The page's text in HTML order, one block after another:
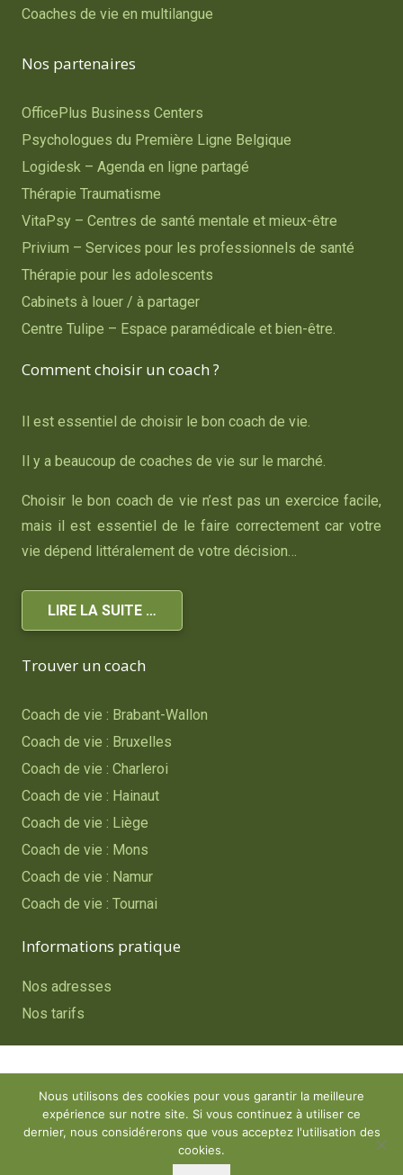
Coaches de vie en multilangue
Nos partenaires
OfficePlus Business Centers
Psychologues du Première Ligne Belgique
Logidesk – Agenda en ligne partagé
Thérapie Traumatisme
VitaPsy – Centres de santé mentale et mieux-être
Privium – Services pour les professionnels de santé
Thérapie pour les adolescents
Cabinets à louer / à partager
Centre Tulipe – Espace paramédicale et bien-être.
Comment choisir un coach ?
Il est essentiel de choisir le bon coach de vie.
Il y a beaucoup de coaches de vie sur le marché.
Choisir le bon coach de vie n’est pas un exercice facile,
mais il est essentiel de le faire correctement car votre
vie dépend littéralement de votre décision…
LIRE LA SUITE …
Trouver un coach
Coach de vie : Brabant-Wallon
Coach de vie : Bruxelles
Coach de vie : Charleroi
Coach de vie : Hainaut
Coach de vie : Liège
Coach de vie : Mons
Coach de vie : Namur
Coach de vie : Tournai
Informations pratique
Nos adresses
Nos tarifs
Copyright © 2023Coach de vie – Belgique. Tous droits
réservés.
Powered byProcurion – Services pour psychologues,
psychothérapeutes et hypnothérapeutes.
Nous utilisons des cookies pour vous garantir la meilleure
expérience sur notre site. Si vous continuez à utiliser ce
dernier, nous considérerons que vous acceptez l'utilisation des
cookies.